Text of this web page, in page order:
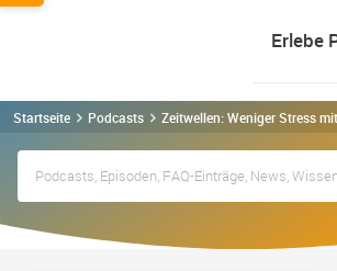
Erlebe
Startseite Podcasts Zeitwellen: Weniger Stress